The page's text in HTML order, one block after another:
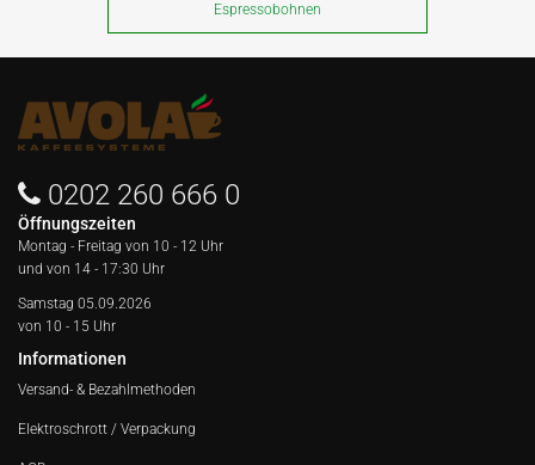
Espressobohnen
0202 260 666 0
Öffnungszeiten
Montag - Freitag von 10 - 12 Uhr
und von 14 - 17:30 Uhr
Samstag 05.09.2026
von 10 - 15 Uhr
Informationen
Versand- & Bezahlmethoden
Elektroschrott / Verpackung